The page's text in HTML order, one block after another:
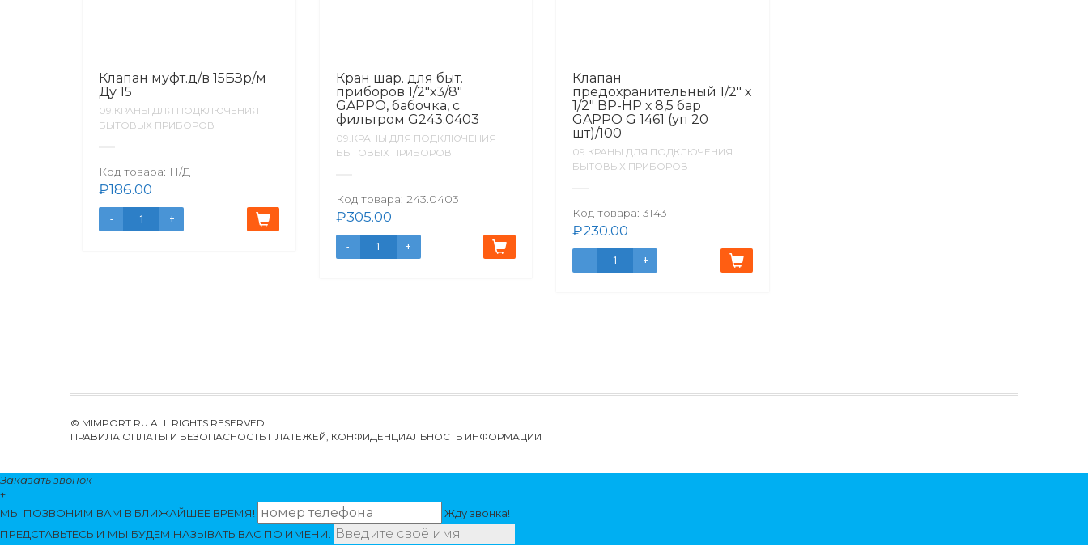
Клапан муфт.д/в 15БЗр/м
Ду 15
09.КРАНЫ ДЛЯ ПОДКЛЮЧЕНИЯ
БЫТОВЫХ ПРИБОРОВ
Код товара: Н/Д
₽186.00
Кран шар. для быт.
приборов 1/2″х3/8″
GAPPO, бабочка, с
фильтром G243.0403
09.КРАНЫ ДЛЯ ПОДКЛЮЧЕНИЯ
БЫТОВЫХ ПРИБОРОВ
Код товара: 243.0403
₽305.00
Клапан
предохранительный 1/2″ х
1/2″ ВP-НР х 8,5 бар
GAPPO G 1461 (уп 20
шт)/100
09.КРАНЫ ДЛЯ ПОДКЛЮЧЕНИЯ
БЫТОВЫХ ПРИБОРОВ
Код товара: 3143
₽230.00
© MIMPORT.RU ALL RIGHTS RESERVED.
ПРАВИЛА ОПЛАТЫ И БЕЗОПАСНОСТЬ ПЛАТЕЖЕЙ, КОНФИДЕНЦИАЛЬНОСТЬ ИНФОРМАЦИИ
Заказать звонок
+
МЫ ПОЗВОНИМ ВАМ В БЛИЖАЙШЕЕ ВРЕМЯ!
Жду звонка!
ПРЕДСТАВЬТЕСЬ И МЫ БУДЕМ НАЗЫВАТЬ ВАС ПО ИМЕНИ.